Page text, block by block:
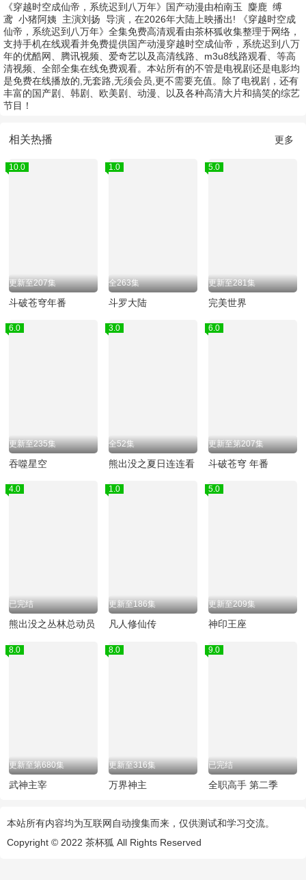
《穿越时空成仙帝，系统迟到八万年》国产动漫由柏南玉 麋鹿 缚
鸢 小猪阿姨 主演刘扬 导演，在2026年大陆上映播出! 《穿越时空成
仙帝，系统迟到八万年》全集免费高清观看由茶杯狐收集整理于网络，
支持手机在线观看并免费提供国产动漫穿越时空成仙帝，系统迟到八万
年的优酷网、腾讯视频、爱奇艺以及高清线路、m3u8线路观看、等高
清视频、全部全集在线免费观看。本站所有的不管是电视剧还是电影均
是免费在线播放的,无套路,无须会员,更不需要充值。除了电视剧，还有
丰富的国产剧、韩剧、欧美剧、动漫、以及各种高清大片和搞笑的综艺
节目！
相关热播 更多
10.0
更新至207集
斗破苍穹年番
1.0
全263集
斗罗大陆
5.0
更新至281集
完美世界
6.0
更新至235集
吞噬星空
3.0
全52集
熊出没之夏日连连看
6.0
更新至第207集
斗破苍穹 年番
4.0
已完结
熊出没之丛林总动员
1.0
更新至186集
凡人修仙传
5.0
更新至209集
神印王座
8.0
更新至第680集
武神主宰
8.0
更新至316集
万界神主
9.0
已完结
全职高手 第二季
本站所有内容均为互联网自动搜集而来，仅供测试和学习交流。
Copyright © 2022 茶杯狐 All Rights Reserved